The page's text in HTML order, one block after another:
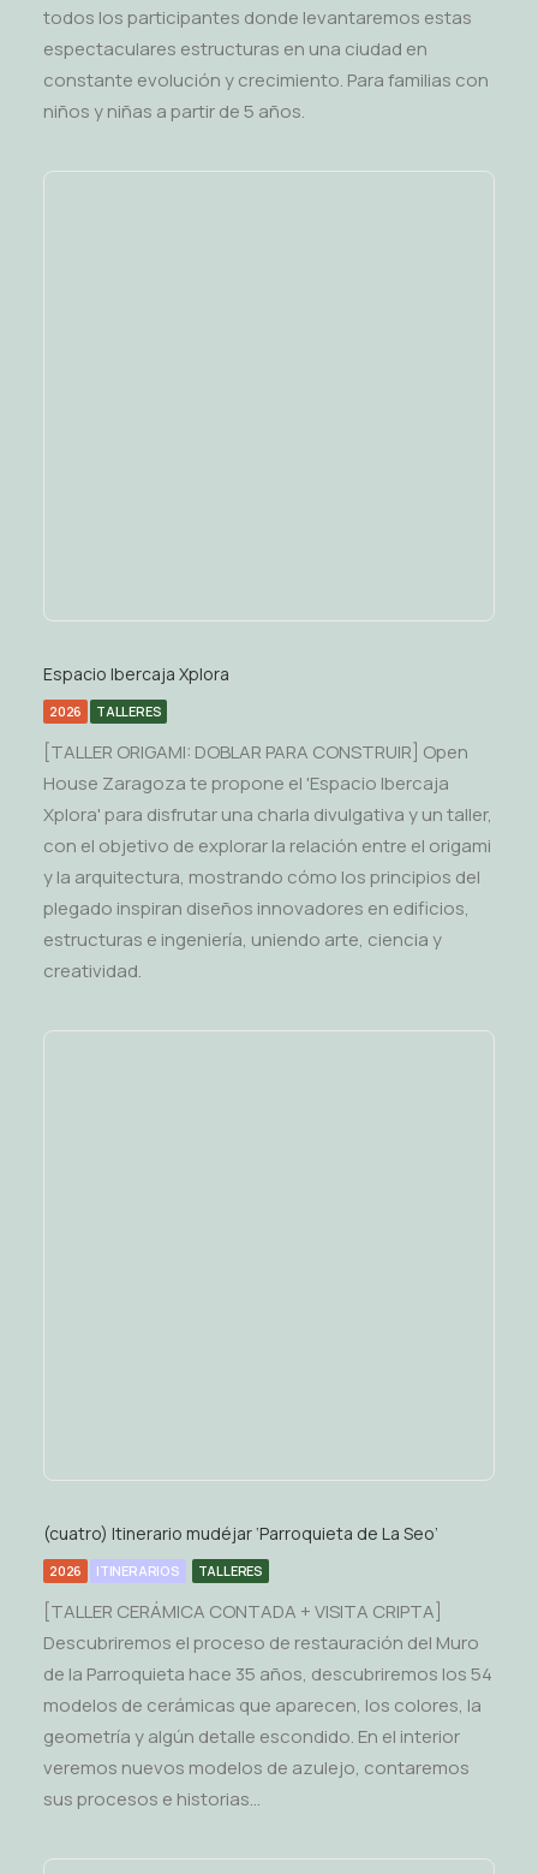
todos los participantes donde levantaremos estas
espectaculares estructuras en una ciudad en
constante evolución y crecimiento. Para familias con
niños y niñas a partir de 5 años.
Espacio Ibercaja Xplora
2026 TALLERES
[TALLER ORIGAMI: DOBLAR PARA CONSTRUIR] Open
House Zaragoza te propone el 'Espacio Ibercaja
Xplora' para disfrutar una charla divulgativa y un taller,
con el objetivo de explorar la relación entre el origami
y la arquitectura, mostrando cómo los principios del
plegado inspiran diseños innovadores en edificios,
estructuras e ingeniería, uniendo arte, ciencia y
creatividad.
(cuatro) Itinerario mudéjar ‘Parroquieta de La Seo’
2026 ITINERARIOS TALLERES
[TALLER CERÁMICA CONTADA + VISITA CRIPTA]
Descubriremos el proceso de restauración del Muro
de la Parroquieta hace 35 años, descubriremos los 54
modelos de cerámicas que aparecen, los colores, la
geometría y algún detalle escondido. En el interior
veremos nuevos modelos de azulejo, contaremos
sus procesos e historias…